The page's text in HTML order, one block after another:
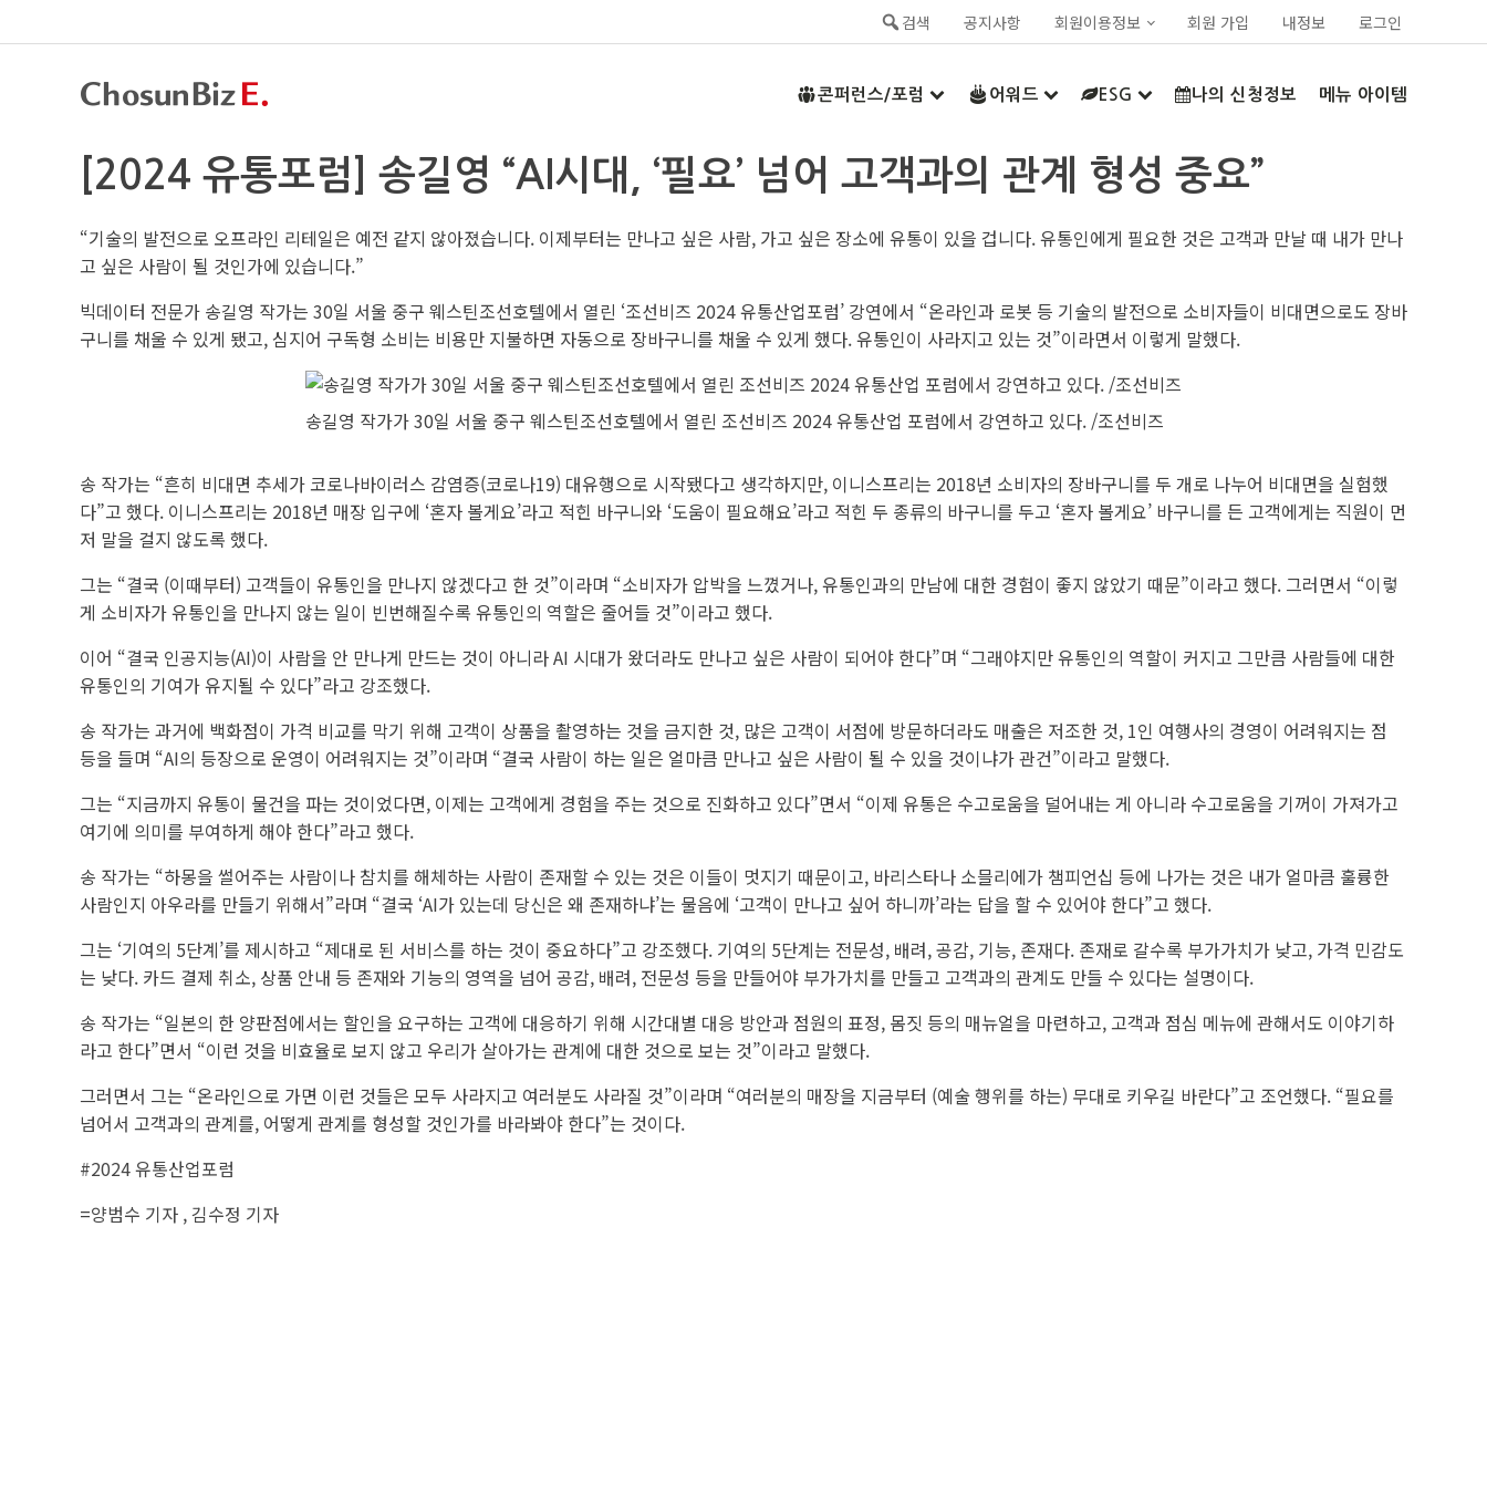
검색 공지사항 회원이용정보 회원 가입 내정보 로그인
콘퍼런스/포럼 어워드 ESG 나의 신청정보 메뉴 아이템
[2024 유통포럼] 송길영 “AI시대, ‘필요’ 넘어 고객과의 관계 형성 중요”
“기술의 발전으로 오프라인 리테일은 예전 같지 않아졌습니다. 이제부터는 만나고 싶은 사람, 가고 싶은 장소에 유통이 있을 겁니다. 유통인에게 필요한 것은 고객과 만날 때 내가 만나
고 싶은 사람이 될 것인가에 있습니다.”
빅데이터 전문가 송길영 작가는 30일 서울 중구 웨스틴조선호텔에서 열린 ‘조선비즈 2024 유통산업포럼’ 강연에서 “온라인과 로봇 등 기술의 발전으로 소비자들이 비대면으로도 장바
구니를 채울 수 있게 됐고, 심지어 구독형 소비는 비용만 지불하면 자동으로 장바구니를 채울 수 있게 했다. 유통인이 사라지고 있는 것”이라면서 이렇게 말했다.
송길영 작가가 30일 서울 중구 웨스틴조선호텔에서 열린 조선비즈 2024 유통산업 포럼에서 강연하고 있다. /조선비즈
송 작가는 “흔히 비대면 추세가 코로나바이러스 감염증(코로나19) 대유행으로 시작됐다고 생각하지만, 이니스프리는 2018년 소비자의 장바구니를 두 개로 나누어 비대면을 실험했
다”고 했다. 이니스프리는 2018년 매장 입구에 ‘혼자 볼게요’라고 적힌 바구니와 ‘도움이 필요해요’라고 적힌 두 종류의 바구니를 두고 ‘혼자 볼게요’ 바구니를 든 고객에게는 직원이 먼
저 말을 걸지 않도록 했다.
그는 “결국 (이때부터) 고객들이 유통인을 만나지 않겠다고 한 것”이라며 “소비자가 압박을 느꼈거나, 유통인과의 만남에 대한 경험이 좋지 않았기 때문”이라고 했다. 그러면서 “이렇
게 소비자가 유통인을 만나지 않는 일이 빈번해질수록 유통인의 역할은 줄어들 것”이라고 했다.
이어 “결국 인공지능(AI)이 사람을 안 만나게 만드는 것이 아니라 AI 시대가 왔더라도 만나고 싶은 사람이 되어야 한다”며 “그래야지만 유통인의 역할이 커지고 그만큼 사람들에 대한
유통인의 기여가 유지될 수 있다”라고 강조했다.
송 작가는 과거에 백화점이 가격 비교를 막기 위해 고객이 상품을 촬영하는 것을 금지한 것, 많은 고객이 서점에 방문하더라도 매출은 저조한 것, 1인 여행사의 경영이 어려워지는 점
등을 들며 “AI의 등장으로 운영이 어려워지는 것”이라며 “결국 사람이 하는 일은 얼마큼 만나고 싶은 사람이 될 수 있을 것이냐가 관건”이라고 말했다.
그는 “지금까지 유통이 물건을 파는 것이었다면, 이제는 고객에게 경험을 주는 것으로 진화하고 있다”면서 “이제 유통은 수고로움을 덜어내는 게 아니라 수고로움을 기꺼이 가져가고
여기에 의미를 부여하게 해야 한다”라고 했다.
송 작가는 “하몽을 썰어주는 사람이나 참치를 해체하는 사람이 존재할 수 있는 것은 이들이 멋지기 때문이고, 바리스타나 소믈리에가 챔피언십 등에 나가는 것은 내가 얼마큼 훌륭한
사람인지 아우라를 만들기 위해서”라며 “결국 ‘AI가 있는데 당신은 왜 존재하냐’는 물음에 ‘고객이 만나고 싶어 하니까’라는 답을 할 수 있어야 한다”고 했다.
그는 ‘기여의 5단계’를 제시하고 “제대로 된 서비스를 하는 것이 중요하다”고 강조했다. 기여의 5단계는 전문성, 배려, 공감, 기능, 존재다. 존재로 갈수록 부가가치가 낮고, 가격 민감도
는 낮다. 카드 결제 취소, 상품 안내 등 존재와 기능의 영역을 넘어 공감, 배려, 전문성 등을 만들어야 부가가치를 만들고 고객과의 관계도 만들 수 있다는 설명이다.
송 작가는 “일본의 한 양판점에서는 할인을 요구하는 고객에 대응하기 위해 시간대별 대응 방안과 점원의 표정, 몸짓 등의 매뉴얼을 마련하고, 고객과 점심 메뉴에 관해서도 이야기하
라고 한다”면서 “이런 것을 비효율로 보지 않고 우리가 살아가는 관계에 대한 것으로 보는 것”이라고 말했다.
그러면서 그는 “온라인으로 가면 이런 것들은 모두 사라지고 여러분도 사라질 것”이라며 “여러분의 매장을 지금부터 (예술 행위를 하는) 무대로 키우길 바란다”고 조언했다. “필요를
넘어서 고객과의 관계를, 어떻게 관계를 형성할 것인가를 바라봐야 한다”는 것이다.
#2024 유통산업포럼
=양범수 기자 ,김수정 기자